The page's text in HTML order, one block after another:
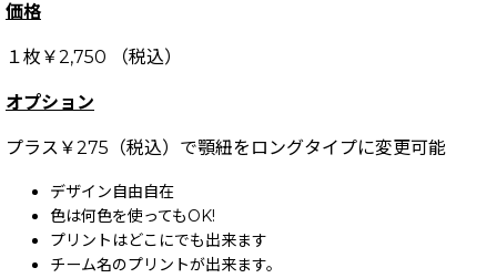
価格
１枚￥2,750 （税込）
オプション
プラス￥275（税込）で顎紐をロングタイプに変更可能
デザイン自由自在
色は何色を使ってもOK!
プリントはどこにでも出来ます
チーム名のプリントが出来ます。